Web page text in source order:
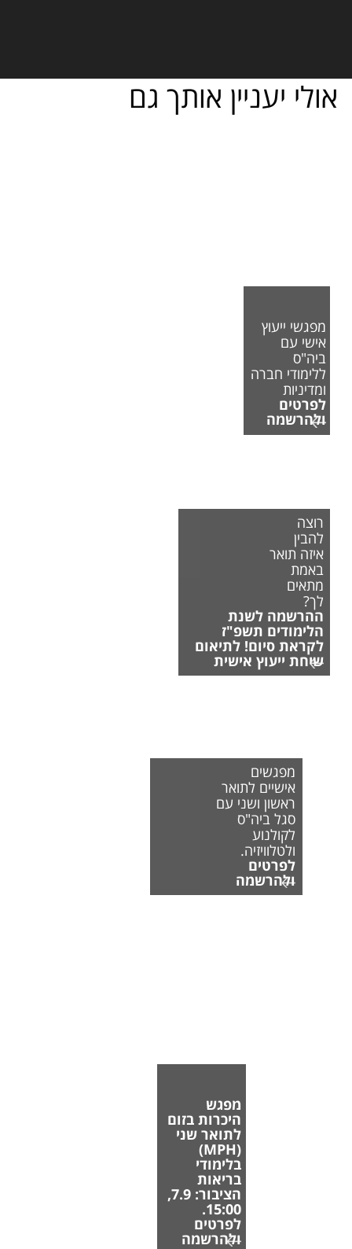
אולי יעניין אותך גם
מפגשי ייעוץ
אישי עם
ביה"ס
ללימודי חברה
ומדיניות
לפרטים
ולהרשמה
רוצה
להבין
איזה תואר
באמת
מתאים
לך?
ההרשמה לשנת
הלימודים תשפ"ז
לקראת סיום! לתיאום
שיחת ייעוץ אישית
מפגשים
אישיים לתואר
ראשון ושני עם
סגל ביה"ס
לקולנוע
ולטלוויזיה.
לפרטים
ולהרשמה
מפגש
היכרות בזום
לתואר שני
(MPH)
בלימודי
בריאות
הציבור: 7.9,
15:00.
לפרטים
ולהרשמה